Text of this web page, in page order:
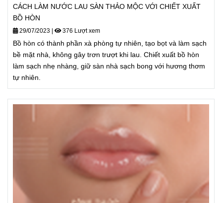
CÁCH LÀM NƯỚC LAU SÀN THẢO MỘC VỚI CHIẾT XUẤT
BỒ HÒN
29/07/2023 376 Lượt xem
Bồ hòn có thành phần xà phòng tự nhiên, tạo bọt và làm sạch
bề mặt nhà, không gây trơn trượt khi lau. Chiết xuất bồ hòn
làm sạch nhẹ nhàng, giữ sàn nhà sạch bong với hương thơm
tự nhiên.